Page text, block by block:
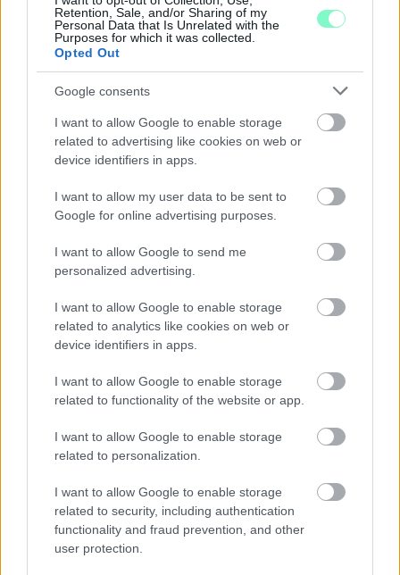
Retention, Sale, and/or Sharing of my
Personal Data that Is Unrelated with the
Purposes for which it was collected.
Opted Out
Google consents
I want to allow Google to enable storage
related to advertising like cookies on web or
device identifiers in apps.
I want to allow my user data to be sent to
Google for online advertising purposes.
I want to allow Google to send me
personalized advertising.
I want to allow Google to enable storage
related to analytics like cookies on web or
device identifiers in apps.
I want to allow Google to enable storage
related to functionality of the website or app.
I want to allow Google to enable storage
related to personalization.
I want to allow Google to enable storage
related to security, including authentication
functionality and fraud prevention, and other
user protection.
Majka koncert, jóga szeánsz, “borhajózás” és egy csomó minden
ENERGIATAKARÉKOSSÁG: KORÁBBAN KEZDŐDIK
A GYŐRI AUDI ETO KC PÉNTEKI FELKÉSZÜLÉSI
Az energiaellátás tehermentesítése érdekében másfél órával
kezdését.
1 hozzászólás